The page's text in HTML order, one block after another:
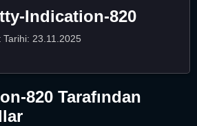
Indication-820
Tarihi: 23.11.2025
820 Tarafından